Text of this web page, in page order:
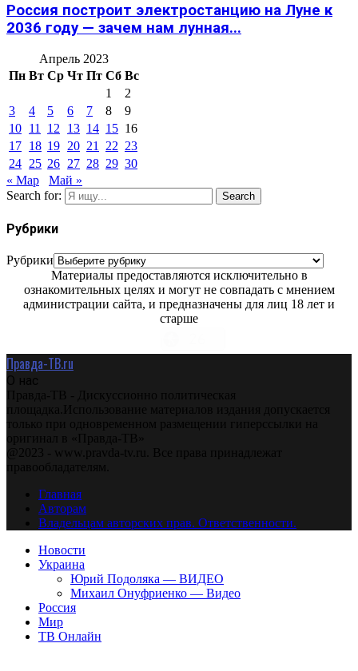
Россия построит электростанцию на Луне к
2036 году — зачем нам лунная...
Апрель 2023
Пн Вт Ср Чт Пт Сб Вс
1
2
3
4 5 6 7 8
9
10 11 12 13 14 15 16
17 18 19 20 21 22 23
24 25 26 27 28 29 30
« Мар
Май »
Search for:
Search
Рубрики
Рубрики
Материалы предоставляются исключительно в
ознакомительных целях и могут не совпадать с мнением
администрации сайта, и предназначены для лиц 18 лет и
старше
Правда-ТВ.ru
О нас
Правда-ТВ - Дискуссионно политическая
площадка.Использование материалов издания допускается
только при одновременном размещении гиперссылки на
оригинал в «Правда-ТВ»
@2023 - www.pravda-tv.ru. Все права принадлежат
правообладателям.
Главная
Авторам
Владельцам авторских прав. Ответственности.
Новости
Украина
Юрий Подоляка — ВИДЕО
Михаил Онуфриенко — Видео
Россия
Мир
ТВ Онлайн